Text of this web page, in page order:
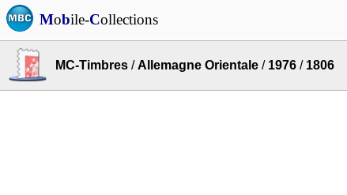
Mobile-Collections
MC-Timbres /Allemagne Orientale / 1976 / 1806